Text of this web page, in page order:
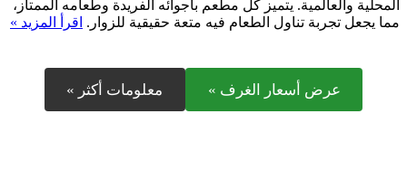
المحلية والعالمية. يتميز كل مطعم بأجوائه الفريدة وطعامه الممتاز،
مما يجعل تجربة تناول الطعام فيه متعة حقيقية للزوار. اقرأ المزيد »
عرض أسعار الغرف » معلومات أكثر »